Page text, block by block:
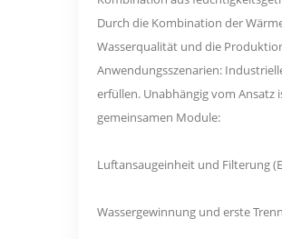
Durch die Kombination der
Wasserqualität und die
Anwendungsszenarien:
erfüllen. Unabhängig vom Ansatz
gemeinsamen Module:
Luftansaugeinheit und Filterung
Wassergewinnung und erste